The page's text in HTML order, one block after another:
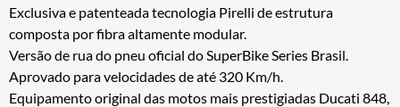
Exclusiva e patenteada tecnologia Pirelli de estrutura
composta por fibra altamente modular.
Versão de rua do pneu oficial do SuperBike Series Brasil.
Aprovado para velocidades de até 320 Km/h.
Equipamento original das motos mais prestigiadas Ducati 848,